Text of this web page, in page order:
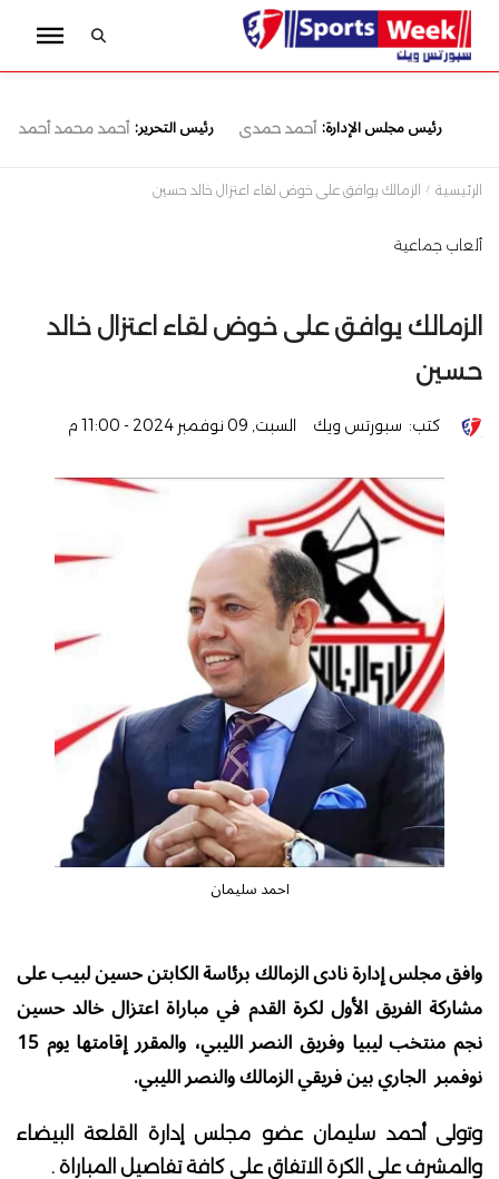
رئيس مجلس الإدارة: أحمد حمدى رئيس التحرير: أحمد محمد أحمد
الرئيسية الزمالك يوافق على خوض لقاء اعتزال خالد حسين
ألعاب جماعية
الزمالك يوافق على خوض لقاء اعتزال خالد
حسين
كتب: سبورتس ويك السبت, 09 نوفمبر 2024 - 11:00 م
احمد سليمان
وافق مجلس إدارة نادى الزمالك برئاسة الكابتن حسين لبيب على
مشاركة الفريق الأول لكرة القدم في مباراة اعتزال خالد حسين
نجم منتخب ليبيا وفريق النصر الليبي، والمقرر إقامتها يوم 15
نوفمبر الجاري بين فريقي الزمالك والنصر الليبي.
وتولى أحمد سليمان عضو مجلس إدارة القلعة البيضاء
والمشرف على الكرة الاتفاق على كافة تفاصيل المباراة .